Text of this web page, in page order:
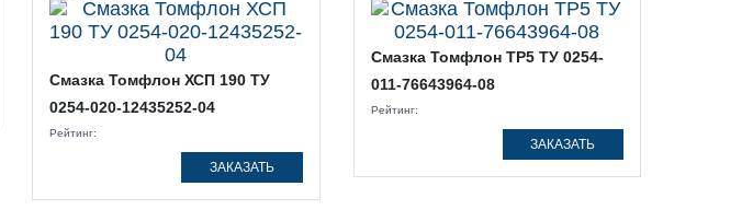
Смазка Томфлон ХСП 190 ТУ
0254-020-12435252-04
Рейтинг:
ЗАКАЗАТЬ
Смазка Томфлон ТР5 ТУ 0254-
011-76643964-08
Рейтинг:
ЗАКАЗАТЬ